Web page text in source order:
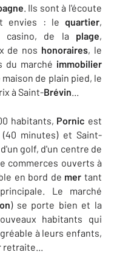
. Ils sont à l'écoute
envies : le quartier,
casino, de la plage,
de nos honoraires, le
du marché immobilier
maison de plain pied, le
à Saint-Brévin...
habitants, Pornic est
(40 minutes) et Saint-
golf, d'un centre de
commerces ouverts à
en bord de mer tant
Le marché
) se porte bien et la
habitants qui
à leurs enfants,
retraite...